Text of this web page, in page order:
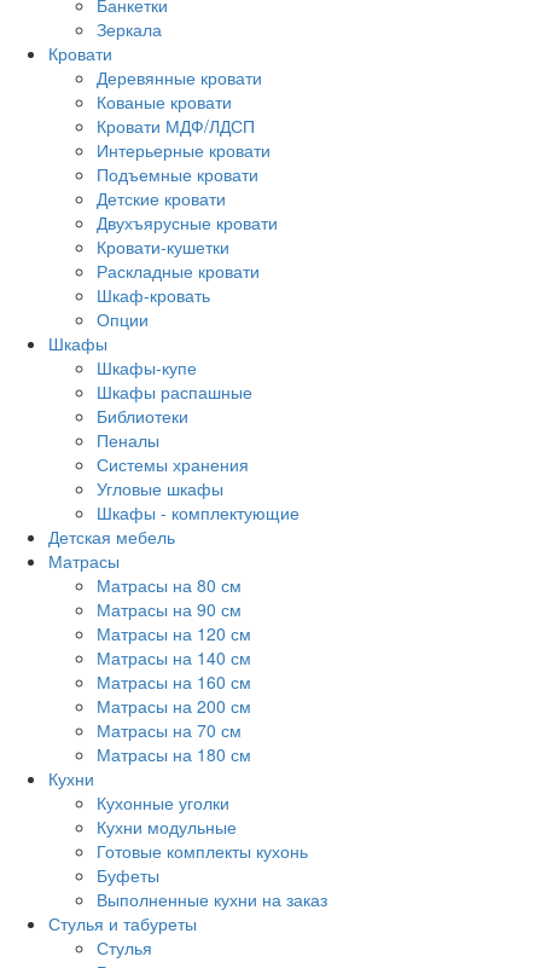
Банкетки
Зеркала
Кровати
Деревянные кровати
Кованые кровати
Кровати МДФ/ЛДСП
Интерьерные кровати
Подъемные кровати
Детские кровати
Двухъярусные кровати
Кровати-кушетки
Раскладные кровати
Шкаф-кровать
Опции
Шкафы
Шкафы-купе
Шкафы распашные
Библиотеки
Пеналы
Системы хранения
Угловые шкафы
Шкафы - комплектующие
Детская мебель
Матрасы
Матрасы на 80 см
Матрасы на 90 см
Матрасы на 120 см
Матрасы на 140 см
Матрасы на 160 см
Матрасы на 200 см
Матрасы на 70 см
Матрасы на 180 см
Кухни
Кухонные уголки
Кухни модульные
Готовые комплекты кухонь
Буфеты
Выполненные кухни на заказ
Стулья и табуреты
Стулья